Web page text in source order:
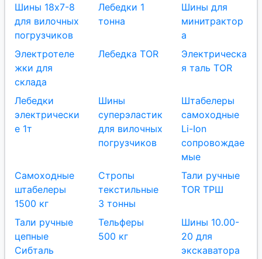
Шины 18x7-8
для вилочных
погрузчиков
Лебедки 1
тонна
Шины для
минитрактор
а
Электротеле
жки для
склада
Лебедка TOR
Электрическа
я таль TOR
Лебедки
электрически
е 1т
Шины
суперэластик
для вилочных
погрузчиков
Штабелеры
самоходные
Li-Ion
сопровождае
мые
Самоходные
штабелеры
1500 кг
Стропы
текстильные
3 тонны
Тали ручные
TOR ТРШ
Тали ручные
цепные
Сибталь
Тельферы
500 кг
Шины 10.00-
20 для
экскаватора